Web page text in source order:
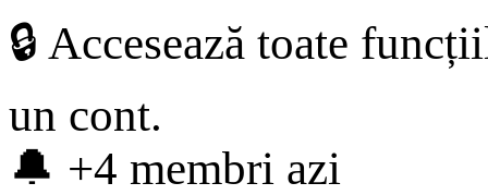
🔒 Accesează toate
un cont.
🔔 +4 membri azi